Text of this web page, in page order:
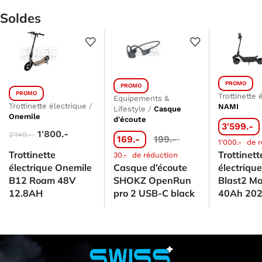
Soldes
PROMO
Trottinette électrique /
Onemile
2'149.- 1'800.-
Trottinette
électrique Onemile
B12 Roam 48V
12.8AH
PROMO
Equipements &
Lifestyle /Casque
d'écoute
169.- 199.-
30.- de réduction
Casque d’écoute
SHOKZ OpenRun
pro 2 USB-C black
PROMO
Trottinette
NAMI
3'599.-
1'000.- de
Blast2
40Ah